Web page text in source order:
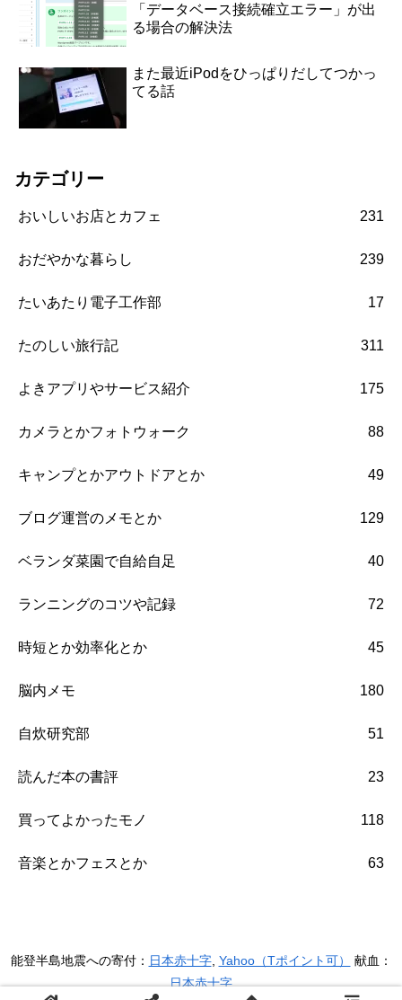
「データベース接続確立エラー」が出
る場合の解決法
また最近iPodをひっぱりだしてつかっ
てる話
カテゴリー
おいしいお店とカフェ 231
おだやかな暮らし 239
たいあたり電子工作部 17
たのしい旅行記 311
よきアプリやサービス紹介 175
カメラとかフォトウォーク 88
キャンプとかアウトドアとか 49
ブログ運営のメモとか 129
ベランダ菜園で自給自足 40
ランニングのコツや記録 72
時短とか効率化とか 45
脳内メモ 180
自炊研究部 51
読んだ本の書評 23
買ってよかったモノ 118
音楽とかフェスとか 63
能登半島地震への寄付： 日本赤十字, Yahoo（Tポイント可）
献血：
日本赤十字